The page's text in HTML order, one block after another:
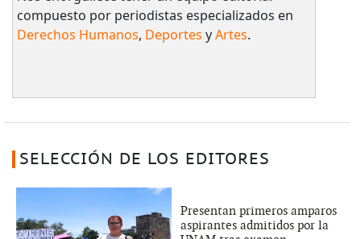
compuesto por periodistas especializados en
Derechos Humanos, Deportes yArtes.
SELECCIÓN DE LOS EDITORES
Presentan primeros amparos
aspirantes admitidos por la